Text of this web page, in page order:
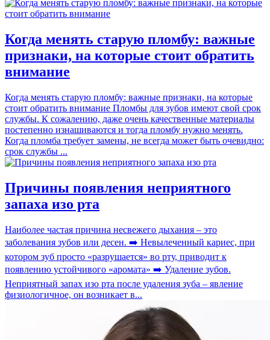
Когда менять старую пломбу: важные
признаки, на которые стоит обратить
внимание
Когда менять старую пломбу: важные признаки, на которые
стоит обратить внимание Пломбы для зубов имеют свой срок
службы. К сожалению, даже очень качественные материалы
постепенно изнашиваются и тогда пломбу нужно менять.
Когда пломба требует замены, не всегда может быть очевидно:
срок службы ...
Причины появления неприятного
запаха изо рта
Наиболее частая причина несвежего дыхания – это
заболевания зубов или десен. ➡️ Невылеченный кариес, при
котором зуб просто «разрушается» во рту, приводит к
появлению устойчивого «аромата» ➡️ Удаление зубов.
Неприятный запах изо рта после удаления зуба – явление
физиологичное, он возникает в...